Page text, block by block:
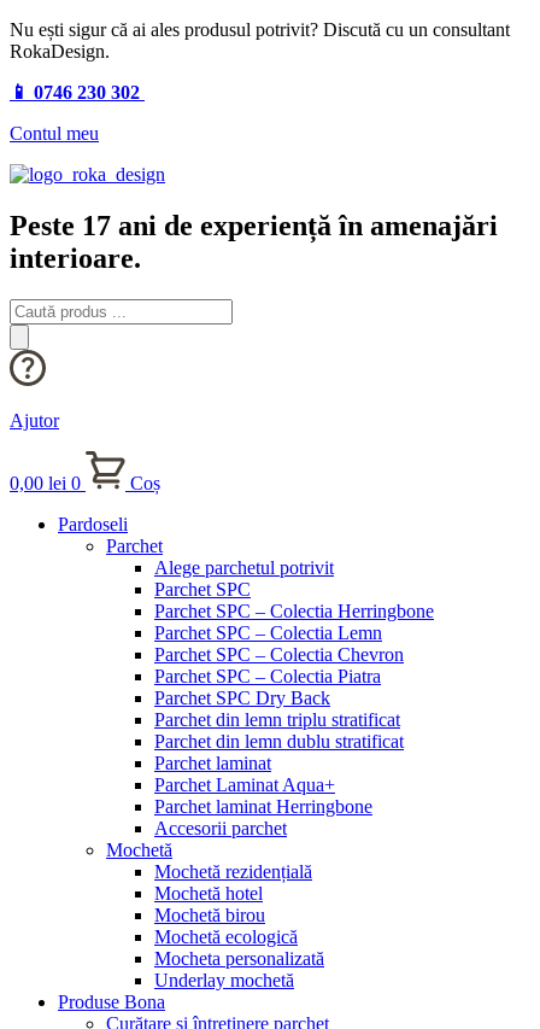
Nu ești sigur că ai ales produsul potrivit? Discută cu un consultant
RokaDesign.
📱 0746 230 302
Contul meu
Peste 17 ani de experiență în amenajări
interioare.
Products
search
Ajutor
0,00 lei 0
Coș
Pardoseli
Parchet
Alege parchetul potrivit
Parchet SPC
Parchet SPC – Colectia Herringbone
Parchet SPC – Colectia Lemn
Parchet SPC – Colectia Chevron
Parchet SPC – Colectia Piatra
Parchet SPC Dry Back
Parchet din lemn triplu stratificat
Parchet din lemn dublu stratificat
Parchet laminat
Parchet Laminat Aqua+
Parchet laminat Herringbone
Accesorii parchet
Mochetă
Mochetă rezidențială
Mochetă hotel
Mochetă birou
Mochetă ecologică
Mocheta personalizată
Underlay mochetă
Produse Bona
Curățare și întreținere parchet